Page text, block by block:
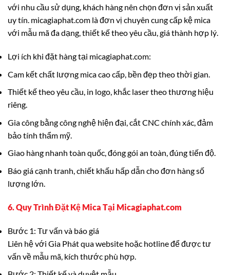
với nhu cầu sử dụng, khách hàng nên chọn đơn vị sản xuất
uy tín. micagiaphat.com là đơn vị chuyên cung cấp kệ mica
với mẫu mã đa dạng, thiết kế theo yêu cầu, giá thành hợp lý.
Lợi ích khi đặt hàng tại micagiaphat.com:
Cam kết chất lượng mica cao cấp, bền đẹp theo thời gian.
Thiết kế theo yêu cầu, in logo, khắc laser theo thương hiệu
riêng.
Gia công bằng công nghệ hiện đại, cắt CNC chính xác, đảm
bảo tính thẩm mỹ.
Giao hàng nhanh toàn quốc, đóng gói an toàn, đúng tiến độ.
Báo giá cạnh tranh, chiết khấu hấp dẫn cho đơn hàng số
lượng lớn.
6. Quy Trình Đặt Kệ Mica Tại Micagiaphat.com
Bước 1: Tư vấn và báo giá
Liên hệ với Gia Phát qua website hoặc hotline để được tư
vấn về mẫu mã, kích thước phù hợp.